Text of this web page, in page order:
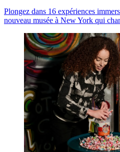
Plongez dans 16 expériences
nouveau musée à New York qui